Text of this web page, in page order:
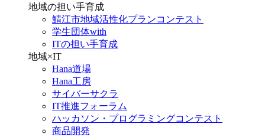
地域の担い手育成
鯖江市地域活性化プランコンテスト
学生団体with
ITの担い手育成
地域×IT
Hana道場
Hana工房
サイバーサクラ
IT推進フォーラム
ハッカソン・プログラミングコンテスト
商品開発